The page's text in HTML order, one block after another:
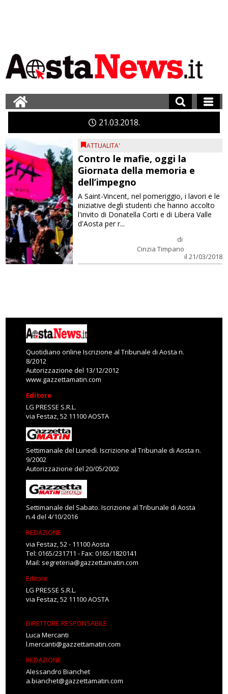
21 03 2018
ATTUALITA'
Contro le mafie, oggi la
Giornata della memoria e
dell’impegno
di
Cinzia Timpano
il 21/03/2018
A Saint-Vincent, nel pomeriggio, i lavori e le
iniziative degli studenti che hanno accolto
l'invito di Donatella Corti e di Libera Valle
d'Aosta per r...
Quotidiano online Iscrizione al Tribunale di Aosta n.
8/2012
Autorizzazione del 13/12/2012
www.gazzettamatin.com
Editore
LG PRESSE S.R.L.
via Festaz, 52 11100 AOSTA
Settimanale del Lunedì. Iscrizione al Tribunale di Aosta n.
9/2002
Autorizzazione del 20/05/2002
Settimanale del Sabato. Iscrizione al Tribunale di Aosta
n.4 del 4/10/2016
REDAZIONE
via Festaz, 52 - 11100 Aosta
Tel: 0165/231711 - Fax: 0165/1820141
Mail: segreteria@gazzettamatin.com
Editore
LG PRESSE S.R.L.
via Festaz, 52 11100 AOSTA
DIRETTORE RESPONSABILE
Luca Mercanti
l.mercanti@gazzettamatin.com
REDAZIONE
Alessandro Bianchet
a.bianchet@gazzettamatin.com